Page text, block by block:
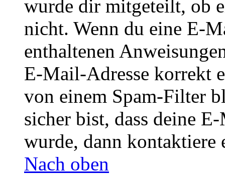
wurde dir mitgeteilt, ob
nicht. Wenn du eine E-
enthaltenen
E-Mail-Adresse korrekt
von einem Spam-Filter
sicher bist, dass deine
wurde, dann kontaktiere
Nach oben